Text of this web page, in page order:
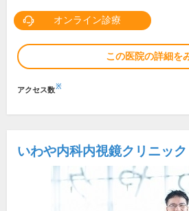
オンライン診療
この医院の詳細を
アクセス数※
いわや内科内視鏡クリニック